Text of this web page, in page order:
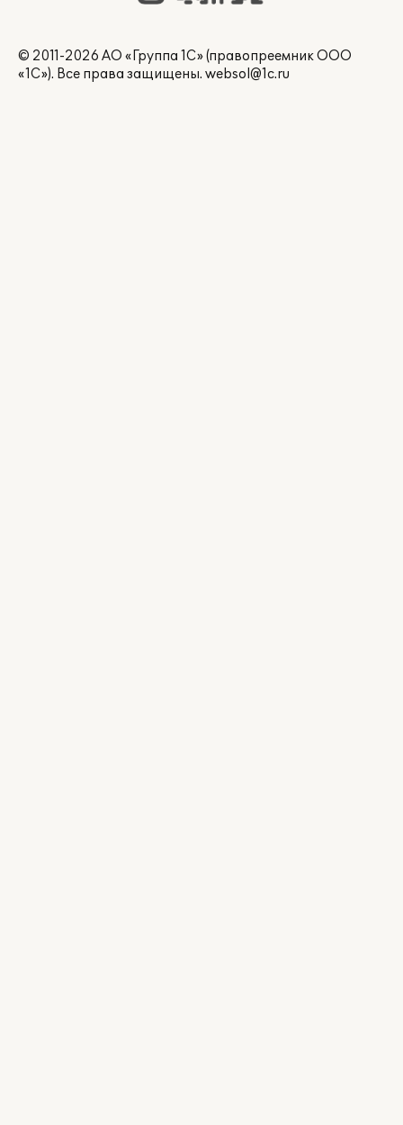
© 2011-2026 АО «Группа 1С» (правопреемник ООО
«1С»). Все права защищены. websol@1c.ru